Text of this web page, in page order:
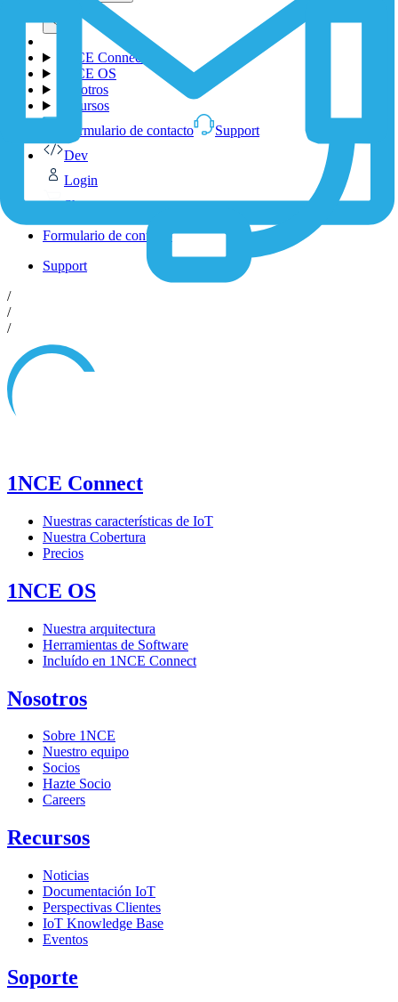
1NCE Connect
1NCE OS
Nosotros
Recursos
Formulario de contacto
Support
Dev
Login
Shop
Formulario de contacto
Support
/
/
/
1NCE Connect
Nuestras características de IoT
Nuestra Cobertura
Precios
1NCE OS
Nuestra arquitectura
Herramientas de Software
Incluído en 1NCE Connect
Nosotros
Sobre 1NCE
Nuestro equipo
Socios
Hazte Socio
Careers
Recursos
Noticias
Documentación IoT
Perspectivas Clientes
IoT Knowledge Base
Eventos
Soporte